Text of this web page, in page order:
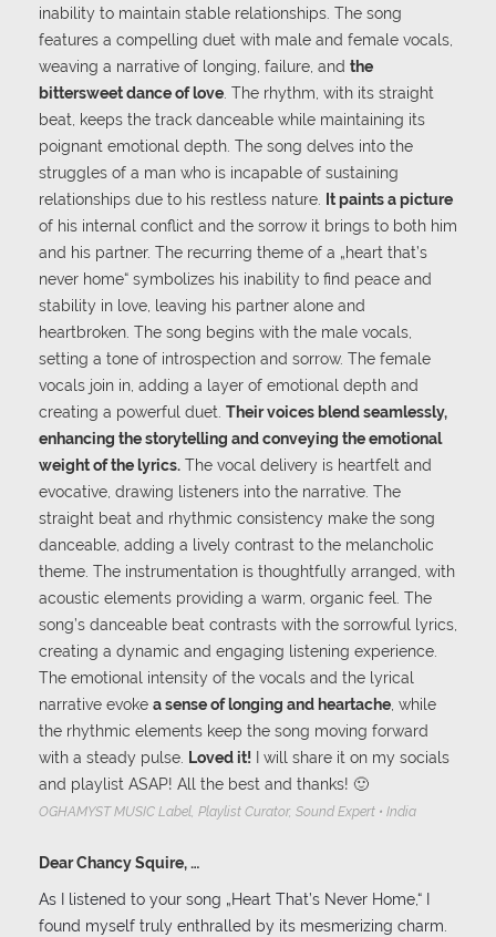
inability to maintain stable relationships. The song
features a compelling duet with male and female vocals,
weaving a narrative of longing, failure, and the
bittersweet dance of love. The rhythm, with its straight
beat, keeps the track danceable while maintaining its
poignant emotional depth. The song delves into the
struggles of a man who is incapable of sustaining
relationships due to his restless nature. It paints a picture
of his internal conflict and the sorrow it brings to both him
and his partner. The recurring theme of a „heart that’s
never home“ symbolizes his inability to find peace and
stability in love, leaving his partner alone and
heartbroken. The song begins with the male vocals,
setting a tone of introspection and sorrow. The female
vocals join in, adding a layer of emotional depth and
creating a powerful duet. Their voices blend seamlessly,
enhancing the storytelling and conveying the emotional
weight of the lyrics. The vocal delivery is heartfelt and
evocative, drawing listeners into the narrative. The
straight beat and rhythmic consistency make the song
danceable, adding a lively contrast to the melancholic
theme. The instrumentation is thoughtfully arranged, with
acoustic elements providing a warm, organic feel. The
song’s danceable beat contrasts with the sorrowful lyrics,
creating a dynamic and engaging listening experience.
The emotional intensity of the vocals and the lyrical
narrative evoke a sense of longing and heartache, while
the rhythmic elements keep the song moving forward
with a steady pulse. Loved it! I will share it on my socials
and playlist ASAP! All the best and thanks! 🙂
OGHAMYST MUSIC Label, Playlist Curator, Sound Expert • India
Dear Chancy Squire, …
As I listened to your song „Heart That’s Never Home,“ I
found myself truly enthralled by its mesmerizing charm.